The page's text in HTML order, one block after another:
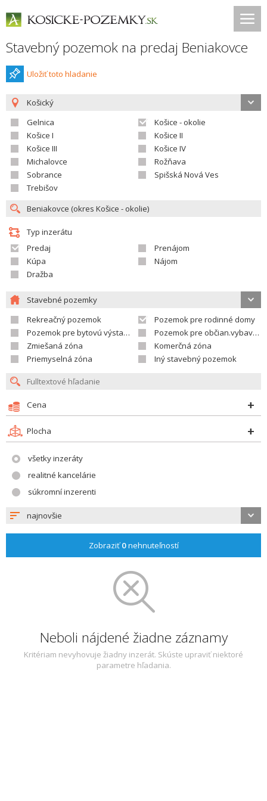
Stavebný pozemok na predaj Beniakovce
Uložiť toto hladanie
Košický
Gelnica
Košice - okolie
Košice I
Košice II
Košice III
Košice IV
Michalovce
Rožňava
Sobrance
Spišská Nová Ves
Trebišov
Typ inzerátu
Predaj
Prenájom
Kúpa
Nájom
Dražba
Stavebné pozemky
Rekreačný pozemok
Pozemok pre rodinné domy
Pozemok pre bytovú výstavbu
Pozemok pre občian.vybavenosť
Zmiešaná zóna
Komerčná zóna
Priemyselná zóna
Iný stavebný pozemok
Cena
Plocha
všetky inzeráty
realitné kancelárie
súkromní inzerenti
najnovšie
Zobraziť0nehnuteľností
Neboli nájdené žiadne záznamy
Kritériam nevyhovuje žiadny inzerát. Skúste upraviť niektoré
parametre hľadania.